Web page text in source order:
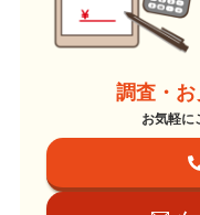
調査・
お気軽に